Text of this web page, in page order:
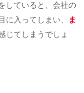
していると、会社の
に入ってしまい、
ま
じてしまうでしょ